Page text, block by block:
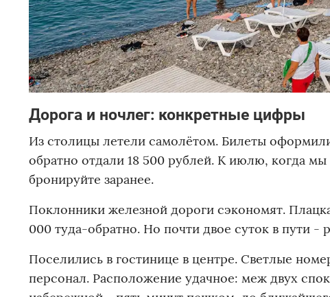
Дорога и ночлег: конкретные цифры
Из столицы летели самолётом. Билеты
обратно отдали 18 500 рублей. К июлю, когда
бронируйте заранее.
Поклонники железной дороги сэкономят.
000 туда-обратно. Но почти двое суток в пути -
Поселились в гостинице в центре. Светлые
персонал. Расположение удачное: меж двух